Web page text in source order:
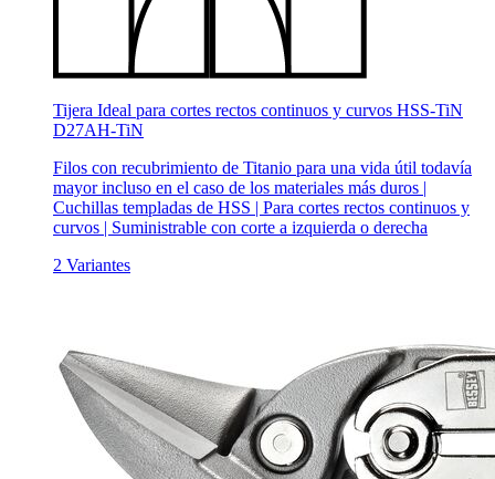
Tijera Ideal para cortes rectos continuos y curvos HSS-TiN
D27AH-TiN
Filos con recubrimiento de Titanio para una vida útil todavía
mayor incluso en el caso de los materiales más duros |
Cuchillas templadas de HSS | Para cortes rectos continuos y
curvos | Suministrable con corte a izquierda o derecha
2 Variantes